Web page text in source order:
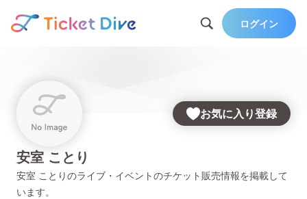
ログイン
お気に入り登録
安室 ことり
安室 ことりのライブ・イベントのチケット販売情報を掲載して
います。